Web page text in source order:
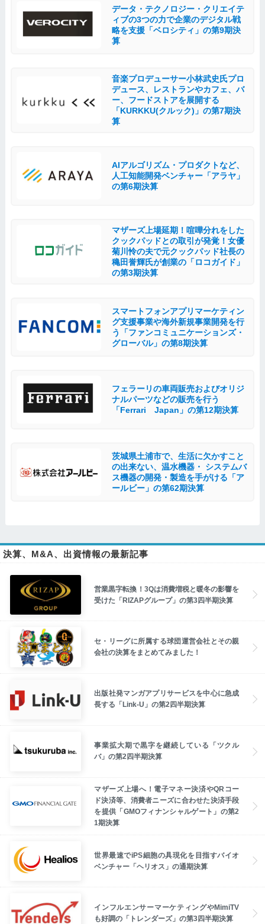
データ・テクノロジー・クリエイテ
ィブの3つの力で企業のデジタル戦
略を支援「ベロシティ」の第9期決
算
音楽プロデューサー小林武史氏プロ
デュース、レストランやカフェ、バ
ー、フードストアを展開する
「KURKKU(クルック)」の第7期決
算
AIアルゴリズム・プロダクトなど、
人工知能開発ベンチャー「アラヤ 」
の第6期決算
マザーズ上場延期！喧嘩分れをした
クックパッドとの取引が発覚！女優
菊川怜の夫で元クックパッド社長の
穐田誉輝氏が創業の「ロコガイド」
の第3期決算
スマートフォンアプリマーケティン
グ支援事業や海外新規事業開発を行
う「ファンコミュニケーションズ・
グローバル」の第8期決算
フェラーリの車両販売およびオリジ
ナルパーツなどの販売を行う
「Ferrari Japan」の第12期決算
茨城県土浦市で、生活に欠かすこと
の出来ない、温水機器・ システムバ
ス機器の開発・製造を手がける「ア
ールビー」の第62期決算
決算、M&A、出資情報の最新記事
営業黒字転換！3Qは消費増税と暖冬の影響を
受けた「RIZAPグループ」の第3四半期決算
セ・リーグに所属する球団運営会社とその親
会社の決算をまとめてみました！
出版社発マンガアプリサービスを中心に急成
長する「Link-U」の第2四半期決算
事業拡大期で黒字を継続している「ツクル
バ」の第2四半期決算
マザーズ上場へ！電子マネー決済やQRコー
ド決済等、消費者ニーズに合わせた決済手段
を提供「GMOフィナンシャルゲート」の第2
1期決算
世界最速でiPS細胞の具現化を目指すバイオ
ベンチャー「ヘリオス」の通期決算
インフルエンサーマーケティングやMimiTV
も好調の「トレンダーズ」の第3四半期決算